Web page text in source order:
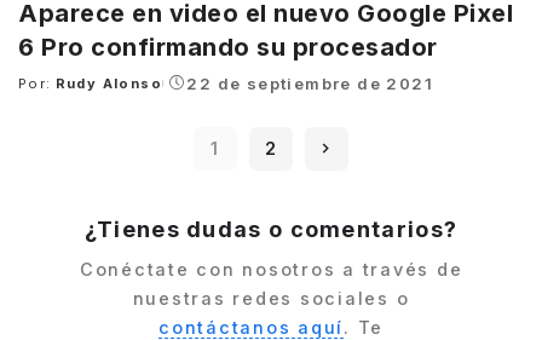
Aparece en video el nuevo Google Pixel
6 Pro confirmando su procesador
Posted
Por: Rudy Alonso 22 de septiembre de 2021
1 2
¿Tienes dudas o comentarios?
Conéctate con nosotros a través de
nuestras redes sociales o
contáctanos aquí. Te